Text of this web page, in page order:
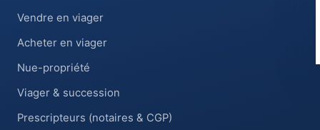
Vendre en viager
Acheter en viager
Nue-propriété
Viager & succession
Prescripteurs (notaires & CGP)